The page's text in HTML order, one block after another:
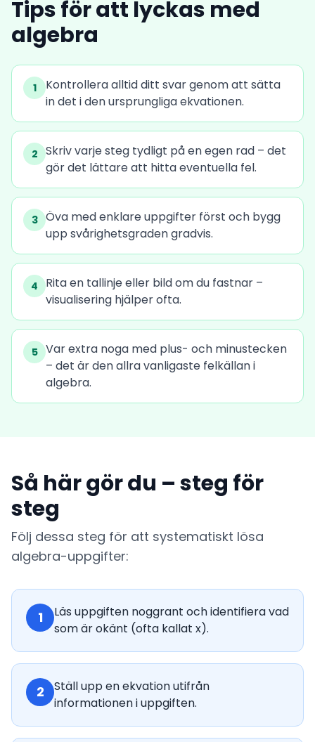
Tips för att lyckas med
algebra
1
Kontrollera alltid ditt svar genom att sätta
in det i den ursprungliga ekvationen.
2 Skriv varje steg tydligt på en egen rad – det
gör det lättare att hitta eventuella fel.
3 Öva med enklare uppgifter först och bygg
upp svårighetsgraden gradvis.
4
Rita en tallinje eller bild om du fastnar –
visualisering hjälper ofta.
5 Var extra noga med plus- och minustecken
– det är den allra vanligaste felkällan i
algebra.
Så här gör du – steg för
steg
Följ dessa steg för att systematiskt lösa
algebra-uppgifter:
1
Läs uppgiften noggrant och identifiera vad
som är okänt (ofta kallat x).
2
Ställ upp en ekvation utifrån
informationen i uppgiften.